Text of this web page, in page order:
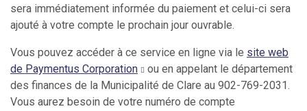
sera immédiatement informée du paiement et celui-ci sera
ajouté à votre compte le prochain jour ouvrable.
Vous pouvez accéder à ce service en ligne via le site web
de Paymentus Corporation
ou en appelant le département
des finances de la Municipalité de Clare au 902-769-2031.
Vous aurez besoin de votre numéro de compte